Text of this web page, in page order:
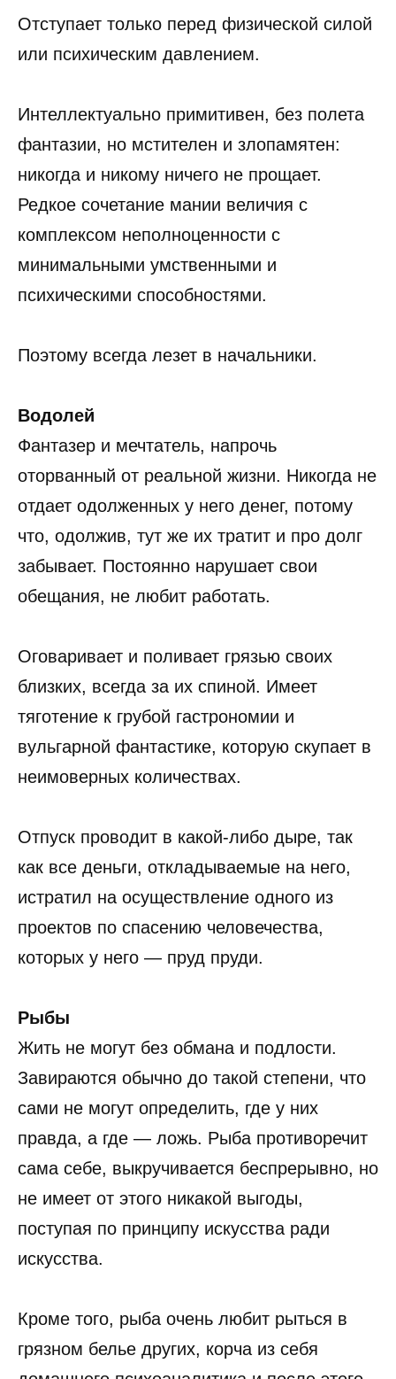
Отступает только перед физической силой
или психическим давлением.
Интеллектуально примитивен, без полета
фантазии, но мстителен и злопамятен:
никогда и никому ничего не прощает.
Редкое сочетание мании величия с
комплексом неполноценности с
минимальными умственными и
психическими способностями.
Поэтому всегда лезет в начальники.
Водолей
Фантазер и мечтатель, напрочь
оторванный от реальной жизни. Никогда не
отдает одолженных у него денег, потому
что, одолжив, тут же их тратит и про долг
забывает. Постоянно нарушает свои
обещания, не любит работать.
Оговаривает и поливает грязью своих
близких, всегда за их спиной. Имеет
тяготение к грубой гастрономии и
вульгарной фантастике, которую скупает в
неимоверных количествах.
Отпуск проводит в какой-либо дыре, так
как все деньги, откладываемые на него,
истратил на осуществление одного из
проектов по спасению человечества,
которых у него — пруд пруди.
Рыбы
Жить не могут без обмана и подлости.
Завираются обычно до такой степени, что
сами не могут определить, где у них
правда, а где — ложь. Рыба противоречит
сама себе, выкручивается беспрерывно, но
не имеет от этого никакой выгоды,
поступая по принципу искусства ради
искусства.
Кроме того, рыба очень любит рыться в
грязном белье других, корча из себя